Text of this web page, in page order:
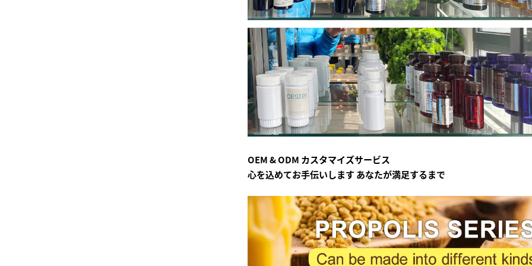
OEM & ODM カスタマイズサービス
心を込めてお手伝いします あなたが満足するまで